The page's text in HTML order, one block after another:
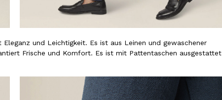
und Leichtigkeit. Es ist aus Leinen und gewaschener
Frische und Komfort. Es ist mit Pattentaschen ausgestattet